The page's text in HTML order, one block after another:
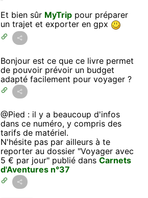
Et bien sûr MyTrip pour préparer
un trajet et exporter en gpx
Bonjour est ce que ce livre permet
de pouvoir prévoir un budget
adapté facilement pour voyager ?
@Pied : il y a beaucoup d'infos
dans ce numéro, y compris des
tarifs de matériel.
N'hésite pas par ailleurs à te
reporter au dossier "Voyager avec
5 € par jour" publié dansCarnets
d'Aventures n°37